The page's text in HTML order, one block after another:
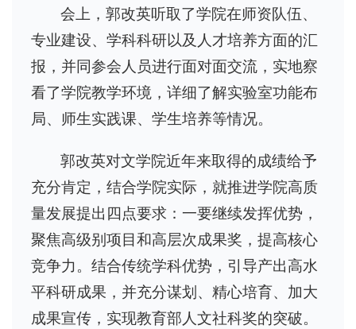
会上，郭改英听取了学院在师资队伍、
专业建设、学科科研以及人才培养方面的汇
报，并同参会人员进行面对面交流，实地察
看了学院教学环境，详细了解实验室功能布
局、师生实践课、学生培养等情况。
郭改英对文学院近年来取得的成绩给予
充分肯定，结合学院实际，就推进学院高质
量发展提出四点要求：一要继续发挥优势，
聚焦高级别项目和高层次成果奖，提高核心
竞争力。结合传统学科优势，引导产出高水
平科研成果，并充分谋划、精心培育、加大
成果宣传，实现教育部人文社科奖的突破。